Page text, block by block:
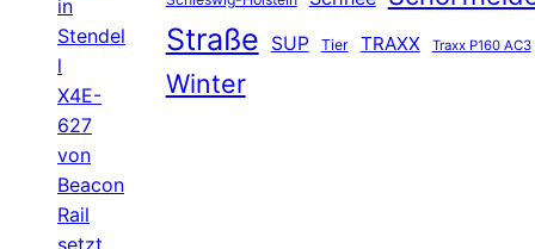
in
Stendel
l
X4E-
627
von
Beacon
Rail
setzt
Straße SUP Tier TRAXX Traxx P160 AC3
Winter